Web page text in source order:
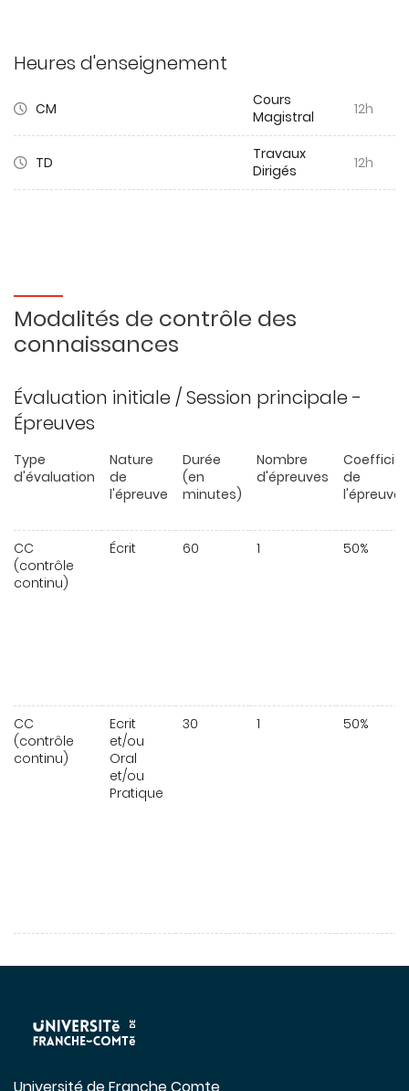
Heures d'enseignement
CM
Cours
Magistral
12h
TD
Travaux
Dirigés
12h
Modalités de contrôle des
connaissances
Évaluation initiale / Session principale -
Épreuves
Type
d'évaluation
Nature
de
l'épreuve
Durée
(en
minutes)
Nombre
d'épreuves
de
l'épreuve
CC
(contrôle
continu)
Écrit 60 1 50%
CC
(contrôle
continu)
Ecrit
et/ou
Oral
et/ou
Pratique
30 1 50%
Université de Franche Comte